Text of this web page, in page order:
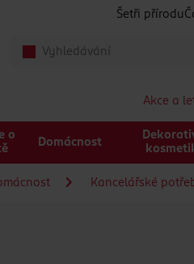
Šetři přírodu
Akce a
o
Domácnost
Kancelářské